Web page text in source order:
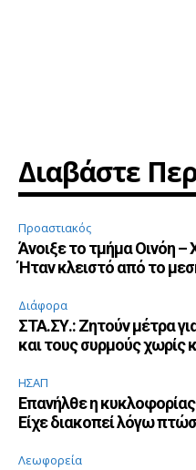
Διαβάστε
Προαστιακός
Άνοιξε το τμήμα Οινόη
Ήταν κλειστό από το
Διάφορα
ΣΤΑ.ΣΥ.: Ζητούν μέτρα
και τους συρμούς χωρίς
ΗΣΑΠ
Επανήλθε η
Είχε διακοπεί λόγω
Λεωφορεία